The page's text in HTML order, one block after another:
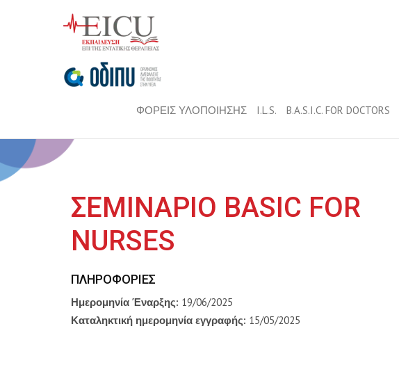
ΦΟΡΕΙΣ ΥΛΟΠΟΙΗΣΗΣ I.L.S. B.A.S.I.C. FOR DOCTORS
ΣΕΜΙΝΑΡΙΟ BASIC FOR
NURSES
ΠΛΗΡΟΦΟΡΊΕΣ
Ημερομηνία Έναρξης: 19/06/2025
Καταληκτική ημερομηνία εγγραφής: 15/05/2025